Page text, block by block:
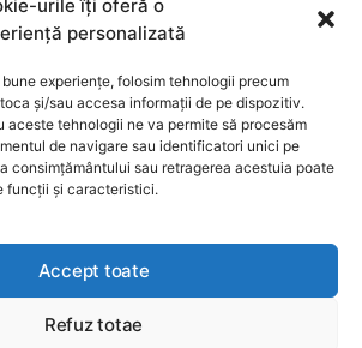
urile îți oferă o
personalizată
experiențe, folosim tehnologii precum
și/sau accesa informații de pe dispozitiv.
aceste tehnologii ne va permite să procesăm
de navigare sau identificatori unici pe
consimțământului sau retragerea acestuia poate
funcții și caracteristici.
Accept toate
Refuz totae
to improve your experience. We'll